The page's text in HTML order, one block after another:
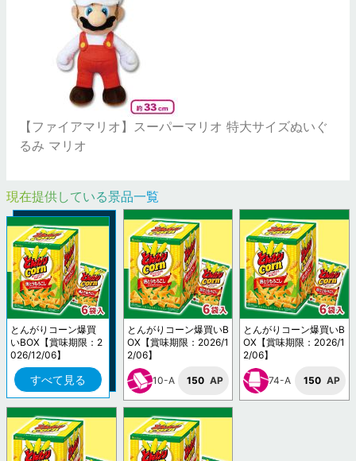
【ファイアマリオ】スーパーマリオ 特大サイズぬいぐ
るみ マリオ
現在提供している景品一覧
とんがりコーン爆買
いBOX【賞味期限：2
026/12/06】
すべて見る
とんがりコーン爆買いB
OX【賞味期限：2026/1
2/06】
10-A 150 AP
とんがりコーン爆買いB
OX【賞味期限：2026/1
2/06】
74-A 150 AP